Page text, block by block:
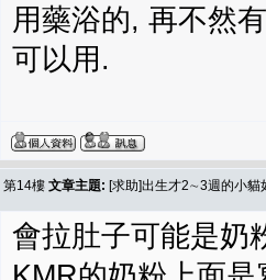
用藥浴的, 再不然
可以用.
第14樓 文章主題: [求助]出生才2∼3週的小貓
會拉肚子可能是奶